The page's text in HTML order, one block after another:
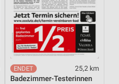
25,2 km
Badezimmer-Testerinnen